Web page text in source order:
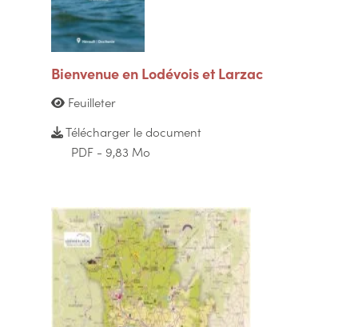
Bienvenue en Lodévois et Larzac
Feuilleter
Télécharger le document
PDF - 9,83 Mo